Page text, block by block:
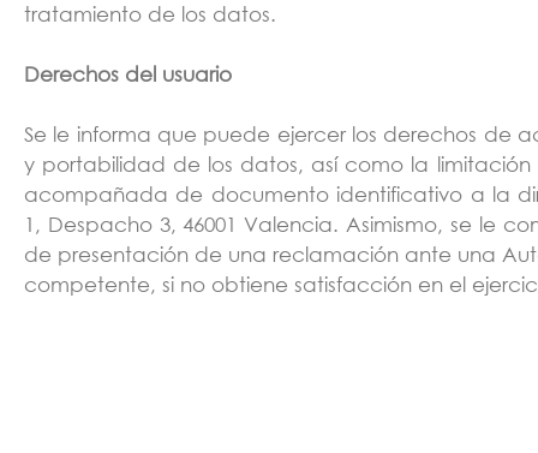
tratamiento de los datos.
Derechos del usuario
Se le informa que puede ejercer los derechos de
y portabilidad de los datos, así como la
acompañada de documento identificativo a la
1, Despacho 3, 46001 Valencia. Asimismo, se le
de presentación de una reclamación ante una
competente, si no obtiene satisfacción en el